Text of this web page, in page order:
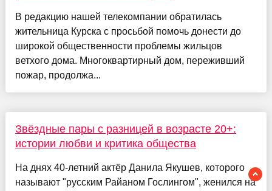
В редакцию нашей телекомпании обратилась
жительница Курска с просьбой помочь донести до
широкой общественности проблемы жильцов
ветхого дома. Многоквартирный дом, переживший
пожар, продолжа...
Звёздные пары с разницей в возрасте 20+:
истории любви и критика общества
На днях 40-летний актёр Данила Якушев, которого
называют "русским Райаном Гослингом", женился на